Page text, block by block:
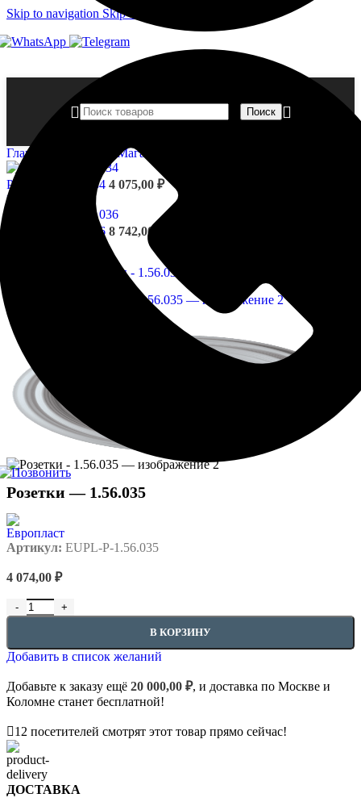
Skip to navigation Skip to main content
Поиск
Главная страница Магазин
Розетки - 1.56.034 4 075,00 ₽
Назад к товарам
Розетки - 1.56.036 8 742,00
Розетки — 1.56.035
Артикул: EUPL-P-1.56.035
4 074,00 ₽
Количество товара Розетки - 1.56.035
В КОРЗИНУ
Добавить в список желаний
Добавьте к заказу ещё 20 000,00 ₽, и доставка по Москве и
Коломне станет бесплатной!
12 посетителей смотрят этот товар прямо сейчас!
ДОСТАВКА